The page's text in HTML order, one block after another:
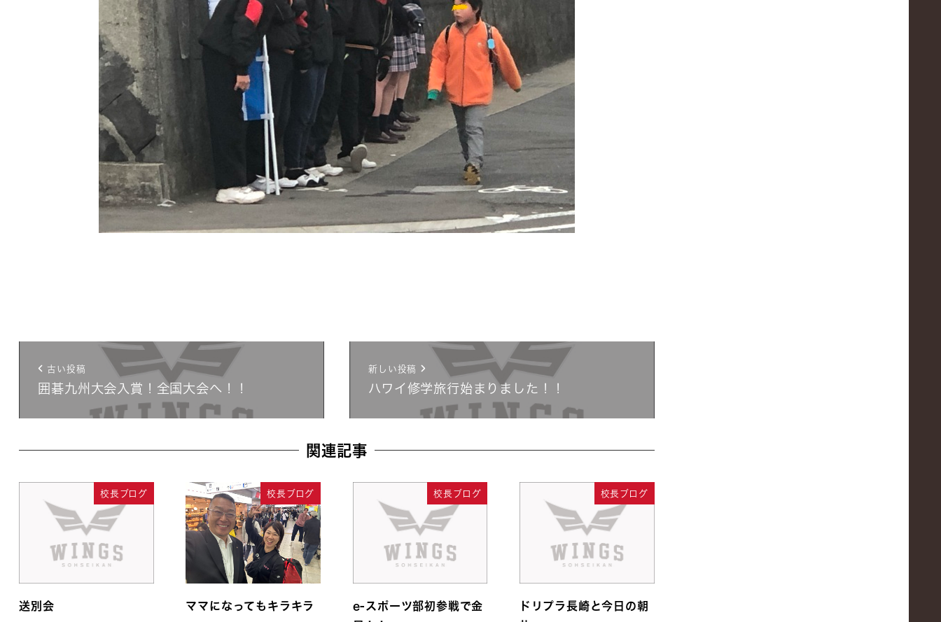
古い投稿
囲碁九州大会入賞！全国大会へ！！
新しい投稿
ハワイ修学旅行始まりました！！
関連記事
校長ブログ
送別会
校長ブログ
ママになってもキラキラ
校長ブログ
e-スポーツ部初参戦で金
校長ブログ
ドリプラ長崎と今日の朝